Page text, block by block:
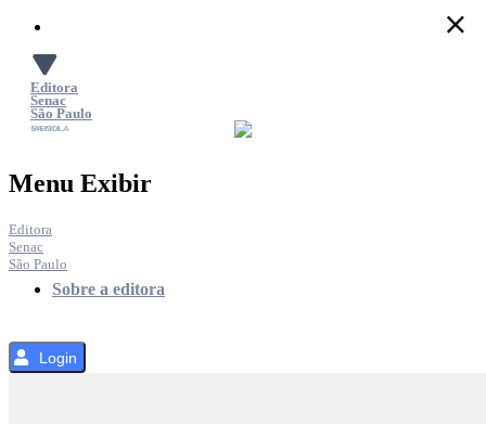
o
Conteúdo
Editora
Senac
São Paulo
SACOLA
MENU
Menu Exibir
Editora
Senac
São Paulo
Sobre a editora
Login